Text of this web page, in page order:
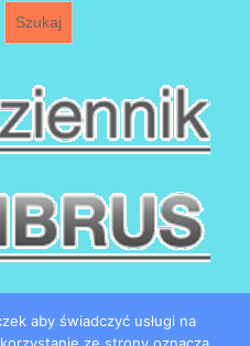
Szukaj
aby świadczyć usługi na